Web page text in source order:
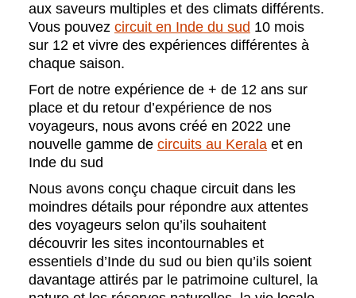
aux saveurs multiples et des climats différents.
Vous pouvez circuit en Inde du sud 10 mois
sur 12 et vivre des expériences différentes à
chaque saison.
Fort de notre expérience de + de 12 ans sur
place et du retour d’expérience de nos
voyageurs, nous avons créé en 2022 une
nouvelle gamme de circuits au Keralaet en
Inde du sud
Nous avons conçu chaque circuit dans les
moindres détails pour répondre aux attentes
des voyageurs selon qu’ils souhaitent
découvrir les sites incontournables et
essentiels d’Inde du sud ou bien qu’ils soient
davantage attirés par le patrimoine culturel, la